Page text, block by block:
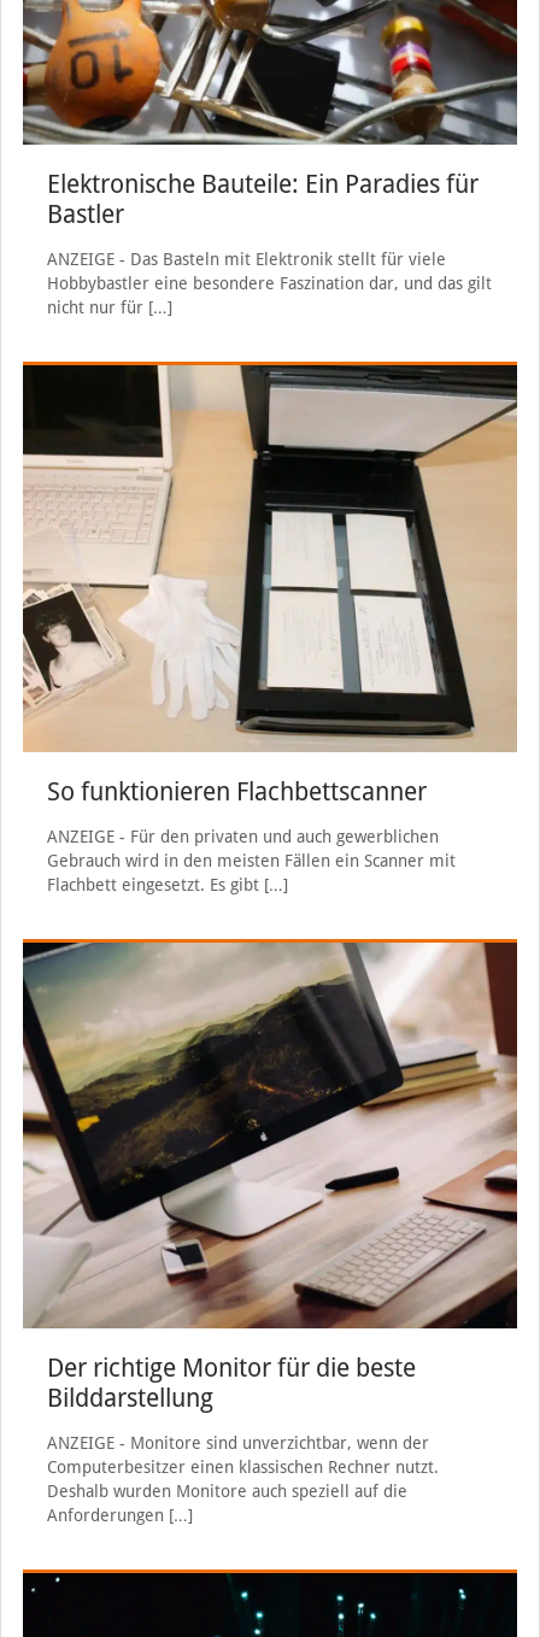
Elektronische Bauteile: Ein Paradies für
Bastler
ANZEIGE - Das Basteln mit Elektronik stellt für viele
Hobbybastler eine besondere Faszination dar, und das gilt
nicht nur für[…]
So funktionieren Flachbettscanner
ANZEIGE - Für den privaten und auch gewerblichen
Gebrauch wird in den meisten Fällen ein Scanner mit
Flachbett eingesetzt. Es gibt[…]
Der richtige Monitor für die beste
Bilddarstellung
ANZEIGE - Monitore sind unverzichtbar, wenn der
Computerbesitzer einen klassischen Rechner nutzt.
Deshalb wurden Monitore auch speziell auf die
Anforderungen […]